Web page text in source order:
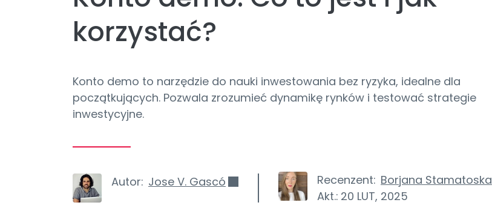
korzystać?
Konto demo to narzędzie do nauki inwestowania bez ryzyka, idealne dla
początkujących. Pozwala zrozumieć dynamikę rynków i testować strategie
inwestycyjne.
Autor: Jose V. Gascó Recenzent: Borjana Stamatoska
Akt.: 20 LUT, 2025